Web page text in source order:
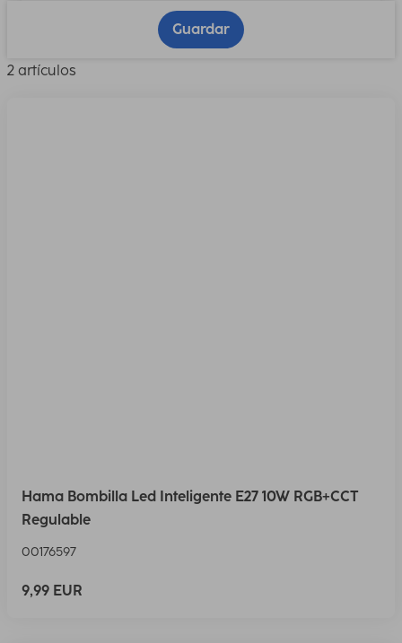
Guardar
2 artículos
Hama Bombilla Led Inteligente E27 10W RGB+CCT
Regulable
00176597
9,99 EUR